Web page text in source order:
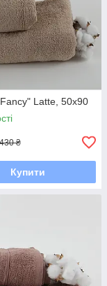
Latte, 50x90
430 ₴
Купити